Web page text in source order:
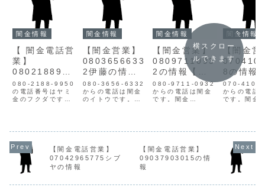
闇金情報
【 闇金電話営
業】
0802188995
0福田の情報
080-2188-9950
の電話番号はヤミ
金のフクダです。
ます。数十万単位
の融資をチラつか
せますが、それに
は信用・実績をつ
けてもらうことが
条件という闇金で
闇金情報
【闇金営業】
0803656633
2伊藤の情報
【迷惑電話】
080-3656-6332
からの電話は闇金
のイトウです。闇
口融資を宣伝して
いても、「信用」
や「実績」を作る
までと3万以下の
ません。ヤミ金の
闇金情報
【闇金営業】
0809711093
2の情報【迷
惑電話】
080-9711-0932
からの電話は闇金
です。闇金
登録もなく、信用
情報がありませ
ん。取り立て時は
を始めます。非常
闇金情報
【闇金営
8の情報
惑電話】
070-
からの電話
です。闇金
登録もなく
情報があり
ん。取り立
攻撃的な言
になり、嫌
を始めます
横スクロー
ルできます
【闇金電話営業】
07042965775シブ
ヤの情報
【闇金電話営業】
09037903015の情
報